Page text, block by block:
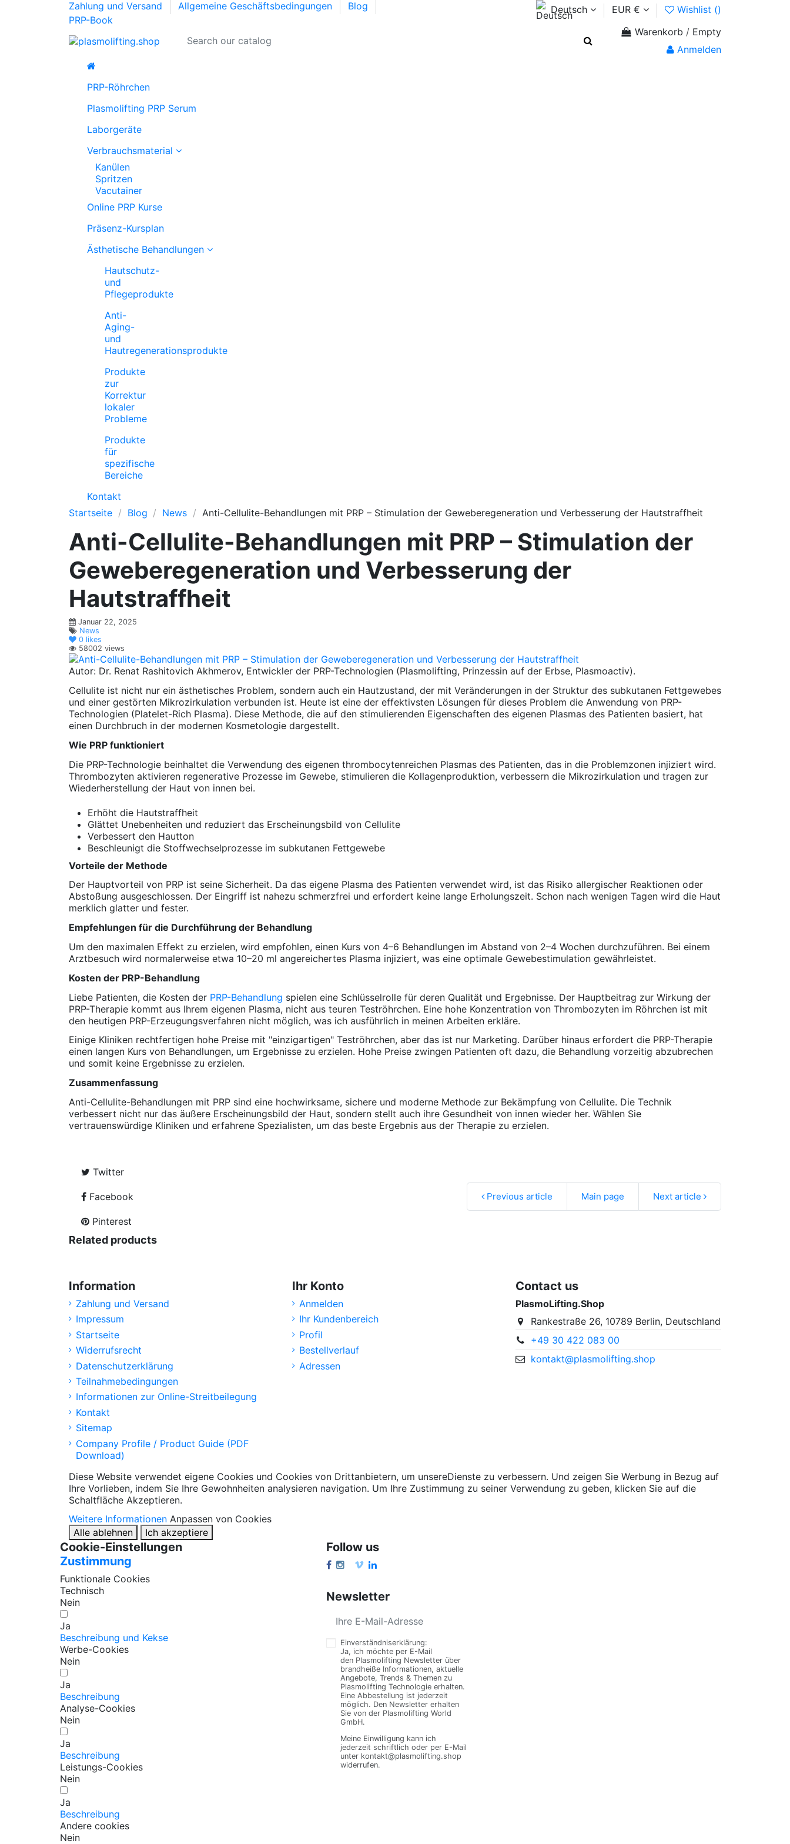
Zahlung und Versand Allgemeine Geschäftsbedingungen
Blog
PRP-Book
Deutsch EUR € Wishlist ()
Warenkorb / Empty
Anmelden
PRP-Röhrchen
Plasmolifting PRP Serum
Laborgeräte
Verbrauchsmaterial
Kanülen
Spritzen
Vacutainer
Online PRP Kurse
Präsenz-Kursplan
Ästhetische Behandlungen
Hautschutz-
und
Pflegeprodukte
Anti-
Aging-
und
Hautregenerationsprodukte
Produkte
zur
Korrektur
lokaler
Probleme
Produkte
für
spezifische
Bereiche
Kontakt
Startseite
Blog News Anti-Cellulite-Behandlungen mit PRP – Stimulation der Geweberegeneration und Verbesserung der Hautstraffheit
Anti-Cellulite-Behandlungen mit PRP – Stimulation der
Geweberegeneration und Verbesserung der
Hautstraffheit
Januar 22, 2025
News
0 likes
58002 views
Autor: Dr. Renat Rashitovich Akhmerov, Entwickler der PRP-Technologien (Plasmolifting, Prinzessin auf der Erbse, Plasmoactiv).
Cellulite ist nicht nur ein ästhetisches Problem, sondern auch ein Hautzustand, der mit Veränderungen in der Struktur des subkutanen Fettgewebes
und einer gestörten Mikrozirkulation verbunden ist. Heute ist eine der effektivsten Lösungen für dieses Problem die Anwendung von PRP-
Technologien (Platelet-Rich Plasma). Diese Methode, die auf den stimulierenden Eigenschaften des eigenen Plasmas des Patienten basiert, hat
einen Durchbruch in der modernen Kosmetologie dargestellt.
Wie PRP funktioniert
Die PRP-Technologie beinhaltet die Verwendung des eigenen thrombocytenreichen Plasmas des Patienten, das in die Problemzonen injiziert wird.
Thrombozyten aktivieren regenerative Prozesse im Gewebe, stimulieren die Kollagenproduktion, verbessern die Mikrozirkulation und tragen zur
Wiederherstellung der Haut von innen bei.
Erhöht die Hautstraffheit
Glättet Unebenheiten und reduziert das Erscheinungsbild von Cellulite
Verbessert den Hautton
Beschleunigt die Stoffwechselprozesse im subkutanen Fettgewebe
Vorteile der Methode
Der Hauptvorteil von PRP ist seine Sicherheit. Da das eigene Plasma des Patienten verwendet wird, ist das Risiko allergischer Reaktionen oder
Abstoßung ausgeschlossen. Der Eingriff ist nahezu schmerzfrei und erfordert keine lange Erholungszeit. Schon nach wenigen Tagen wird die Haut
merklich glatter und fester.
Empfehlungen für die Durchführung der Behandlung
Um den maximalen Effekt zu erzielen, wird empfohlen, einen Kurs von 4–6 Behandlungen im Abstand von 2–4 Wochen durchzuführen. Bei einem
Arztbesuch wird normalerweise etwa 10–20 ml angereichertes Plasma injiziert, was eine optimale Gewebestimulation gewährleistet.
Kosten der PRP-Behandlung
Liebe Patienten, die Kosten der PRP-Behandlung spielen eine Schlüsselrolle für deren Qualität und Ergebnisse. Der Hauptbeitrag zur Wirkung der
PRP-Therapie kommt aus Ihrem eigenen Plasma, nicht aus teuren Teströhrchen. Eine hohe Konzentration von Thrombozyten im Röhrchen ist mit
den heutigen PRP-Erzeugungsverfahren nicht möglich, was ich ausführlich in meinen Arbeiten erkläre.
Einige Kliniken rechtfertigen hohe Preise mit "einzigartigen" Teströhrchen, aber das ist nur Marketing. Darüber hinaus erfordert die PRP-Therapie
einen langen Kurs von Behandlungen, um Ergebnisse zu erzielen. Hohe Preise zwingen Patienten oft dazu, die Behandlung vorzeitig abzubrechen
und somit keine Ergebnisse zu erzielen.
Zusammenfassung
Anti-Cellulite-Behandlungen mit PRP sind eine hochwirksame, sichere und moderne Methode zur Bekämpfung von Cellulite. Die Technik
verbessert nicht nur das äußere Erscheinungsbild der Haut, sondern stellt auch ihre Gesundheit von innen wieder her. Wählen Sie
vertrauenswürdige Kliniken und erfahrene Spezialisten, um das beste Ergebnis aus der Therapie zu erzielen.
Twitter
Facebook
Pinterest
Previous article Main page Next article
Related products
Information
Zahlung und Versand
Impressum
Startseite
Widerrufsrecht
Datenschutzerklärung
Teilnahmebedingungen
Informationen zur Online-Streitbeilegung
Kontakt
Sitemap
Company Profile / Product Guide (PDF
Download)
Ihr Konto
Anmelden
Ihr Kundenbereich
Profil
Bestellverlauf
Adressen
Contact us
PlasmoLifting.Shop
Rankestraße 26, 10789 Berlin, Deutschland
+49 30 422 083 00
kontakt@plasmolifting.shop
Diese Website verwendet eigene Cookies und Cookies von Drittanbietern, um unsereDienste zu verbessern. Und zeigen Sie Werbung in Bezug auf
Ihre Vorlieben, indem Sie Ihre Gewohnheiten analysieren navigation. Um Ihre Zustimmung zu seiner Verwendung zu geben, klicken Sie auf die
Schaltfläche Akzeptieren.
Weitere Informationen Anpassen von Cookies
Alle ablehnen
Ich akzeptiere
Cookie-Einstellungen
Zustimmung
Funktionale Cookies
Technisch
Nein
Ja
Beschreibung und Kekse
Werbe-Cookies
Nein
Ja
Beschreibung
Analyse-Cookies
Nein
Ja
Beschreibung
Leistungs-Cookies
Nein
Ja
Beschreibung
Andere cookies
Nein
Follow us
Newsletter
Einverständniserklärung:
Ja, ich möchte per E-Mail
den Plasmolifting Newsletter über
brandheiße Informationen, aktuelle
Angebote, Trends & Themen zu
Plasmolifting Technologie erhalten.
Eine Abbestellung ist jederzeit
möglich. Den Newsletter erhalten
Sie von der Plasmolifting World
GmbH.
Meine Einwilligung kann ich
jederzeit schriftlich oder per E-Mail
unter kontakt@plasmolifting.shop
widerrufen.